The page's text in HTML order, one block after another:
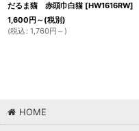
だるま猫 赤頭巾白猫 [HW1616RW]
1,600 円 ～ (税別)
(税込 : 1,760円 ～ )
HOME